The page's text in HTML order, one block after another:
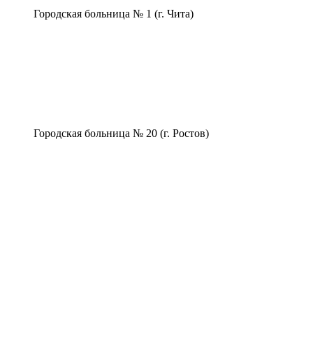
Городская больница № 1 (г. Чита)
Городская больница № 20 (г. Ростов)